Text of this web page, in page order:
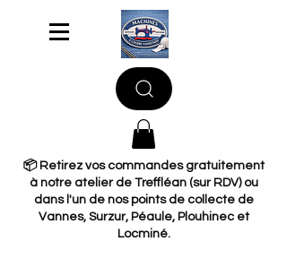
📦 Retirez vos commandes gratuitement
à notre atelier de Treffléan (sur RDV) ou
dans l'un de nos points de collecte de
Vannes, Surzur, Péaule, Plouhinec et
Locminé.